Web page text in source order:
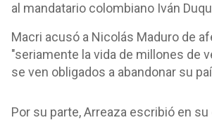
al mandatario colombiano Iván
Macri acusó a Nicolás Maduro de
"seriamente la vida de millones de
se ven obligados a abandonar su
Por su parte, Arreaza escribió en